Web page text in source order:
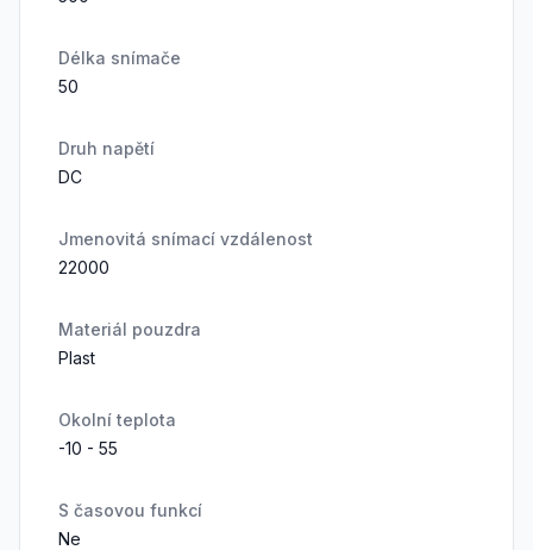
Délka snímače
50
Druh napětí
DC
Jmenovitá snímací vzdálenost
22000
Materiál pouzdra
Plast
Okolní teplota
-10 - 55
S časovou funkcí
Ne